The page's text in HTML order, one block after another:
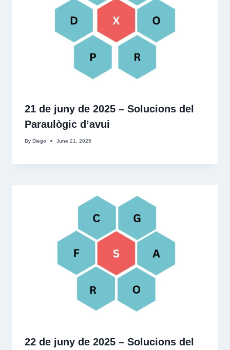
21 de juny de 2025 – Solucions del
Paraulògic d’avui
By Diego June 21, 2025
22 de juny de 2025 – Solucions del